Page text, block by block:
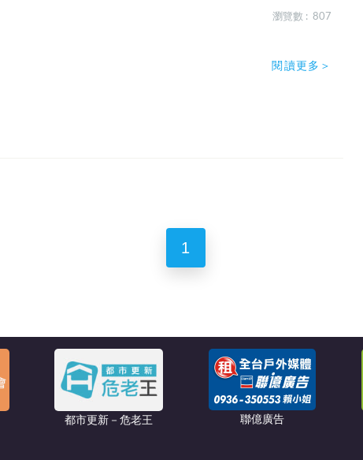
瀏覽數 : 807
閱讀更多＞
1
都市更新－危老王 聯億廣告